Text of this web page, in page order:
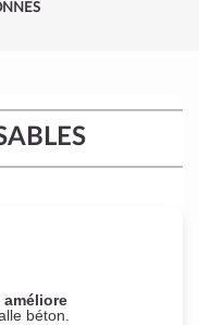
améliore
béton.